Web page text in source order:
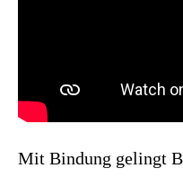
Mit Bindung gelingt